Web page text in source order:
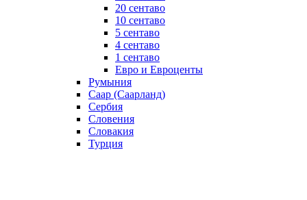
20 сентаво
10 сентаво
5 сентаво
4 сентаво
1 сентаво
Евро и Евроценты
Румыния
Саар (Саарланд)
Сербия
Словения
Словакия
Турция